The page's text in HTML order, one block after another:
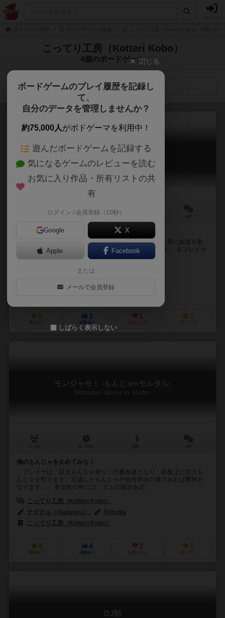
こってり工房（Kotteri Kobo）
4個のボードゲーム
検索メニュー
DJ部【第2版】
DJ-BU (Second Edition)
60～90分
いざ選べ、娯楽か極楽か
プレイヤーは、娯楽が衰退しつつある世界を舞台に、世界に娯楽を取
り戻す存在「トップDJ」に昇り詰めることを目指します。 各プレイヤ
ーは、配られた6枚のイベントカードを駆使して...
こってり工房（Kotteri Kobo）
5
興味あり
1
経験あり お気に入り
2
持ってる
モンジャモ！ -もんじゃ×モルタル-
Monjamo! -Monja vs. Mortar-
俺のもんじゃを止めてみな！
プレイヤは「巨大もんじゃ祭り」の参加者となり、鉄板上に巨大も
んじゃを作ります。完成したもんじゃが自分好みの味であれば勝利と
なります。 参加者の中には、ダムの建設を試...
こってり工房（Kotteri Kobo）
ナダテル（Nadateru）
Rimoka
こってり工房（Kotteri Kobo）
4
興味あり
4
経験あり
2
お気に入り
6
持ってる
DJ部
閉じる
ボードゲームのプレイ履歴を記録し
て、
自分のデータを管理しませんか？
約75,000人がボドゲーマを利用中！
遊んだボードゲームを記録する
気になるゲームのレビューを読む
お気に入り作品・所有リストの共
有
ログイン / 会員登録（10秒）
Google X
Apple Facebook
または
メールで会員登録
しばらく表示しない